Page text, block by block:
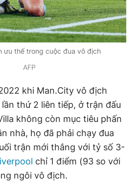
ưu thế trong cuộc đua vô địch
AFP
khi Man.City vô địch
thứ 2 liên tiếp, ở trận đấu
không còn mục tiêu phấn
nhà, họ đã phải chạy đua
trận mới thắng với tỷ số 3-
chỉ 1 điểm (93 so với
ngôi vô địch.